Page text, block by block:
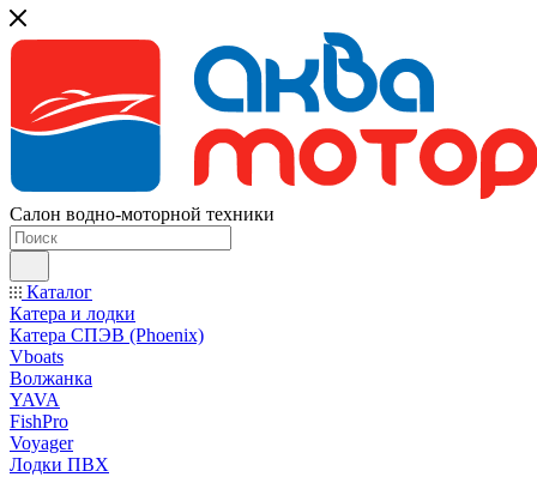
Салон водно-моторной техники
Каталог
Катера и лодки
Катера СПЭВ (Phoenix)
Vboats
Волжанка
YAVA
FishPro
Voyager
Лодки ПВХ